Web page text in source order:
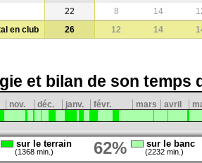
22 8 14
en club
26 12 14
et bilan de son temps
nov. déc. janv. févr. mars avril
sur le terrain
(1368 min.) 62% sur le banc
(2232 min.)